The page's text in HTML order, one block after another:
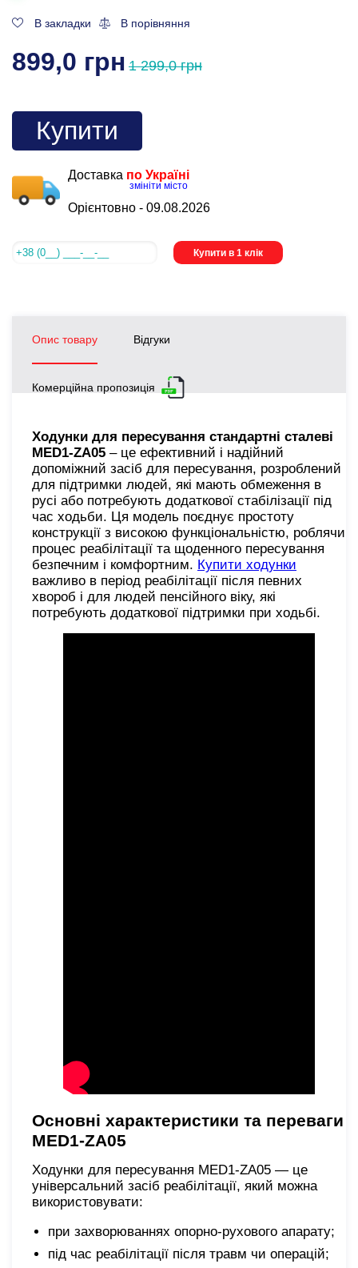
В закладки В порівняння
899,0 грн 1 299,0 грн
Купити
Доставка по Україні
змініти місто
Орієнтовно - 09.08.2026
Купити в 1 клік
Опис товару Відгуки
Комерційна пропозиція
Ходунки для пересування стандартні сталеві
MED1-ZA05 – це ефективний і надійний
допоміжний засіб для пересування, розроблений
для підтримки людей, які мають обмеження в
русі або потребують додаткової стабілізації під
час ходьби. Ця модель поєднує простоту
конструкції з високою функціональністю, роблячи
процес реабілітації та щоденного пересування
безпечним і комфортним. Купити ходунки
важливо в період реабілітації після певних
хвороб і для людей пенсійного віку, які
потребують додаткової підтримки при ходьбі.
Основні характеристики та переваги
MED1-ZA05
Ходунки для пересування MED1-ZA05 — це
універсальний засіб реабілітації, який можна
використовувати:
при захворюваннях опорно-рухового апарату;
під час реабілітації після травм чи операцій;